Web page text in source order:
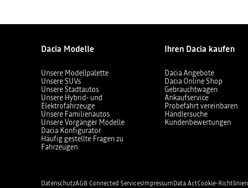
Dacia Modelle
Unsere Modellpalette
Unsere SUVs
Unsere Stadtautos
Unsere Hybrid- und
Elektrofahrzeuge
Unsere Familienautos
Unsere Vorgänger Modelle
Dacia Konfigurator
Häufig gestellte Fragen zu
Fahrzeugen
Ihren Dacia kaufen
Dacia Angebote
Dacia Online Shop
Gebrauchtwagen
Ankaufservice
Probefahrt vereinbaren
Händlersuche
Kundenbewertungen
DatenschutzAGB Connected ServicesImpressumData ActCookie-Richtlinien